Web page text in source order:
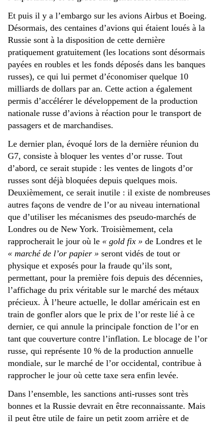
Et puis il y a l’embargo sur les avions Airbus et Boeing.
Désormais, des centaines d’avions qui étaient loués à la
Russie sont à la disposition de cette dernière
pratiquement gratuitement (les locations sont désormais
payées en roubles et les fonds déposés dans les banques
russes), ce qui lui permet d’économiser quelque 10
milliards de dollars par an. Cette action a également
permis d’accélérer le développement de la production
nationale russe d’avions à réaction pour le transport de
passagers et de marchandises.
Le dernier plan, évoqué lors de la dernière réunion du
G7, consiste à bloquer les ventes d’or russe. Tout
d’abord, ce serait stupide : les ventes de lingots d’or
russes sont déjà bloquées depuis quelques mois.
Deuxièmement, ce serait inutile : il existe de nombreuses
autres façons de vendre de l’or au niveau international
que d’utiliser les mécanismes des pseudo-marchés de
Londres ou de New York. Troisièmement, cela
rapprocherait le jour où le « gold fix » de Londres et le
« marché de l’or papier » seront vidés de tout or
physique et exposés pour la fraude qu’ils sont,
permettant, pour la première fois depuis des décennies,
l’affichage du prix véritable sur le marché des métaux
précieux. À l’heure actuelle, le dollar américain est en
train de gonfler alors que le prix de l’or reste lié à ce
dernier, ce qui annule la principale fonction de l’or en
tant que couverture contre l’inflation. Le blocage de l’or
russe, qui représente 10 % de la production annuelle
mondiale, sur le marché de l’or occidental, contribue à
rapprocher le jour où cette taxe sera enfin levée.
Dans l’ensemble, les sanctions anti-russes sont très
bonnes et la Russie devrait en être reconnaissante. Mais
il peut être utile de faire un petit zoom arrière et de